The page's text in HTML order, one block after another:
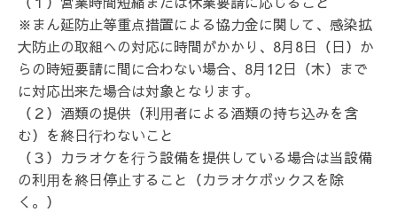
※まん延防止等重点措置による協力金に関して、感染拡
大防止の取組への対応に時間がかかり、8月8日（日）か
らの時短要請に間に合わない場合、8月12日（木）まで
に対応出来た場合は対象となります。
（２）酒類の提供（利⽤者による酒類の持ち込みを含
む）を終日⾏わないこと
（３）カラオケを⾏う設備を提供している場合は当設備
の利⽤を終日停⽌すること（カラオケボックスを除
く。）